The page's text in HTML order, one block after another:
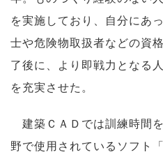
を実施しており、自分にあ
士や危険物取扱者などの資
了後に、より即戦力となる
を充実させた。
建築ＣＡＤでは訓練時間
野で使用されているソフト